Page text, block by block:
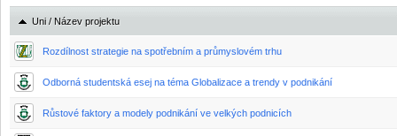
Uni / Název projektu
Rozdílnost strategie na spotřebním a průmyslovém trhu
Odborná studentská esej na téma Globalizace a trendy v podnikání
Růstové faktory a modely podnikání ve velkých podnicích